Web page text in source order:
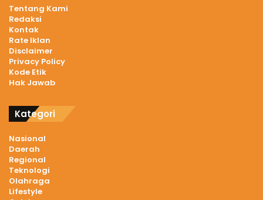
Tentang Kami
Redaksi
Kontak
Rate Iklan
Disclaimer
Privacy Policy
Kode Etik
Hak Jawab
Kategori
Nasional
Daerah
Regional
Teknologi
Olahraga
Lifestyle